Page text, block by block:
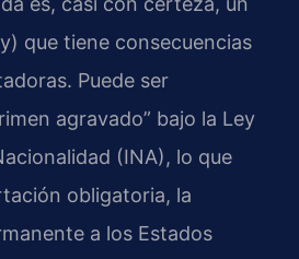
que tiene consecuencias
Puede ser
agravado” bajo la Ley
(INA), lo que
obligatoria, la
a los Estados